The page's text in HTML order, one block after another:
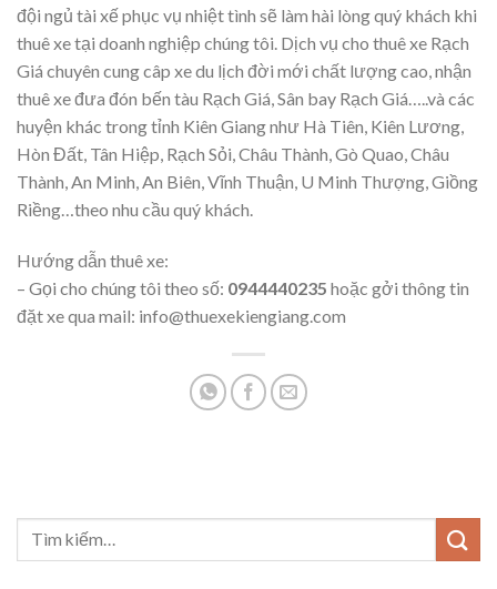
đội ngủ tài xế phục vụ nhiệt tình sẽ làm hài lòng quý khách khi
thuê xe tại doanh nghiệp chúng tôi. Dịch vụ cho thuê xe Rạch
Giá chuyên cung câp xe du lịch đời mới chất lượng cao, nhận
thuê xe đưa đón bến tàu Rạch Giá, Sân bay Rạch Giá…..và các
huyện khác trong tỉnh Kiên Giang như Hà Tiên, Kiên Lương,
Hòn Đất, Tân Hiệp, Rạch Sỏi, Châu Thành, Gò Quao, Châu
Thành, An Minh, An Biên, Vĩnh Thuận, U Minh Thượng, Giồng
Riềng…theo nhu cầu quý khách.
Hướng dẫn thuê xe:
– Gọi cho chúng tôi theo số: 0944440235 hoặc gởi thông tin
đặt xe qua mail: info@thuexekiengiang.com